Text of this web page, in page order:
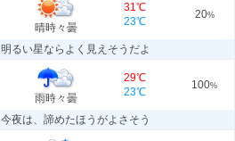
晴時々曇
31℃
23℃
20%
明るい星ならよく見えそうだよ
雨時々曇
29℃
23℃
100%
今夜は、諦めたほうがよさそう